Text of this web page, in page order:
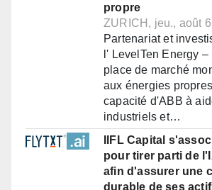
propre
ZURICH, jeu., août
Partenariat et
l' LevelTen Energy
place de marché
aux énergies
capacité d'ABB à
industriels et…
IIFL Capital
pour tirer parti de
afin d'assurer une
durable de ses